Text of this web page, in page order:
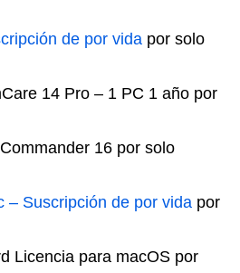
de por vida por solo
14 Pro – 1 PC 1 año por
16 por solo
– Suscripción de por vida por
Licencia para macOS por